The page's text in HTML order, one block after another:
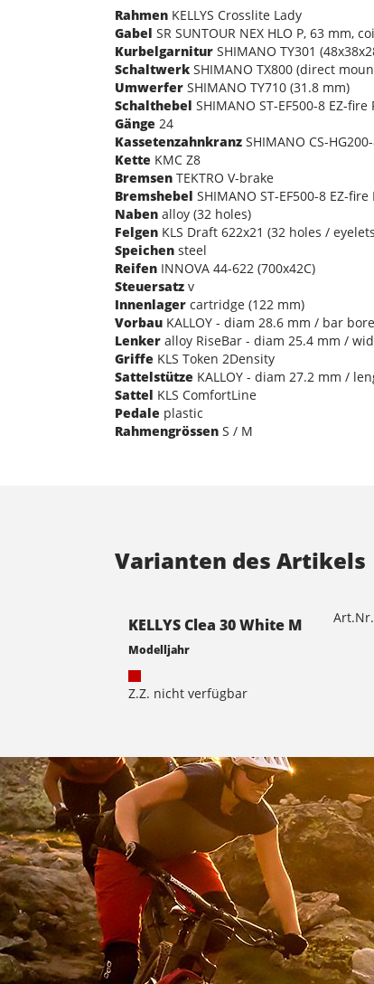
Rahmen KELLYS Crosslite Lady
Gabel SR SUNTOUR NEX HLO P, 63 mm,
Kurbelgarnitur SHIMANO TY301
Schaltwerk SHIMANO TX800 (direct
Umwerfer SHIMANO TY710 (31.8 mm)
Schalthebel SHIMANO ST-EF500-8 EZ-fire
Gänge 24
Kassetenzahnkranz SHIMANO CS-
Kette KMC Z8
Bremsen TEKTRO V-brake
Bremshebel SHIMANO ST-EF500-8 EZ-fire
Naben alloy (32 holes)
Felgen KLS Draft 622x21 (32 holes /
Speichen steel
Reifen INNOVA 44-622 (700x42C)
Steuersatz v
Innenlager cartridge (122 mm)
Vorbau KALLOY - diam 28.6 mm / bar
Lenker alloy RiseBar - diam 25.4 mm /
Griffe KLS Token 2Density
Sattelstütze KALLOY - diam 27.2 mm /
Sattel KLS ComfortLine
Pedale plastic
Rahmengrössen S / M
Varianten des Artikels
KELLYS Clea 30 White M
Modelljahr
Z.Z. nicht verfügbar